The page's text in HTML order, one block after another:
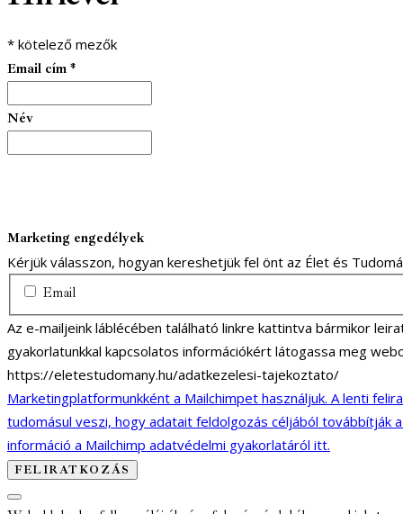
* kötelező mezők
Email cím *
Név
Marketing engedélyek
Kérjük válasszon, hogyan kereshetjük fel önt az Élet és
Email
Az e-mailjeink láblécében található linkre kattintva bármikor
gyakorlatunkkal kapcsolatos információkért látogassa meg
https://eletestudomany.hu/adatkezelesi-tajekoztato/
Marketingplatformunkként a Mailchimpet használjuk. A lenti
tudomásul veszi, hogy adatait feldolgozás céljából továbbítják
információ a Mailchimp adatvédelmi gyakorlatáról itt.